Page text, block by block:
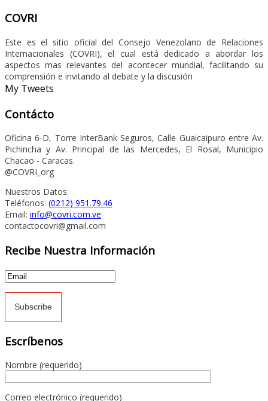
COVRI
Este es el sitio oficial del Consejo Venezolano de Relaciones
Internacionales (COVRI), el cual está dedicado a abordar los
aspectos mas relevantes del acontecer mundial, facilitando su
comprensión e invitando al debate y la discusión
My Tweets
Contácto
Oficina 6-D, Torre InterBank Seguros, Calle Guaicaipuro entre Av.
Pichincha y Av. Principal de las Mercedes, El Rosal, Municipio
Chacao - Caracas.
@COVRI_org
Nuestros Datos:
Teléfonos: (0212) 951.79.46
Email: info@covri.com.ve
contactocovri@gmail.com
Recibe Nuestra Información
Escríbenos
Nombre (requerido)
Correo electrónico (requerido)